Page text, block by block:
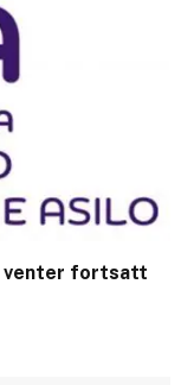
venter fortsatt